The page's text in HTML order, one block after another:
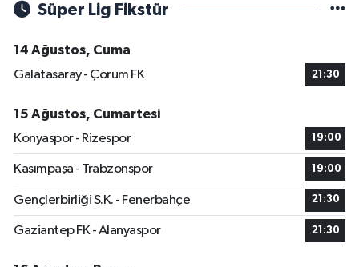
Süper Lig Fikstür
14 Ağustos, Cuma
Galatasaray - Çorum FK
21:30
15 Ağustos, Cumartesi
Konyaspor - Rizespor
19:00
Kasımpaşa - Trabzonspor 19:00
Gençlerbirliği S.K. - Fenerbahçe 21:30
Gaziantep FK - Alanyaspor 21:30